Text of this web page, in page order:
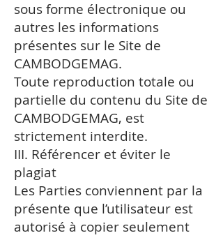
sous forme électronique ou
autres les informations
présentes sur le Site de
CAMBODGEMAG.
Toute reproduction totale ou
partielle du contenu du Site de
CAMBODGEMAG, est
strictement interdite.
III. Référencer et éviter le
plagiat
Les Parties conviennent par la
présente que l’utilisateur est
autorisé à copier seulement